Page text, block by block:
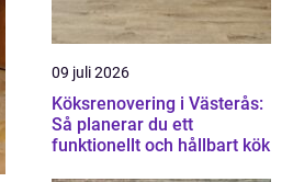
09 juli 2026
Köksrenovering i Västerås:
Så planerar du ett
funktionellt och hållbart kök